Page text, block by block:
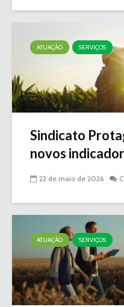
ATUAÇÃO SERVIÇOS
Sindicato
novos
22 de maio de 2026
ATUAÇÃO SERVIÇOS